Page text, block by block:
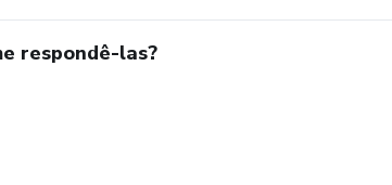
respondê-las?